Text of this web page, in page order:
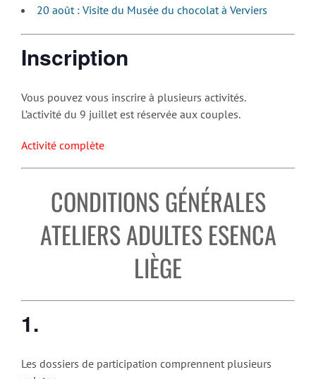
20 août : Visite du Musée du chocolat à Verviers
Inscription
Vous pouvez vous inscrire à plusieurs activités.
L’activité du 9 juillet est réservée aux couples.
Activité complète
CONDITIONS GÉNÉRALES
ATELIERS ADULTES ESENCA
LIÈGE
1.
Les dossiers de participation comprennent plusieurs